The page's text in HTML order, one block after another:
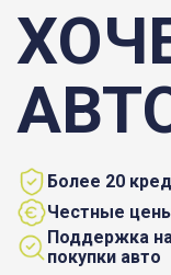
Более 20
Честные
Поддержка
покупки авто